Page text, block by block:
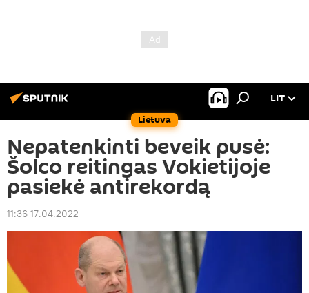
Lietuva
LIT
Nepatenkinti beveik pusė:
Šolco reitingas Vokietijoje
pasiekė antirekordą
11:36 17.04.2022